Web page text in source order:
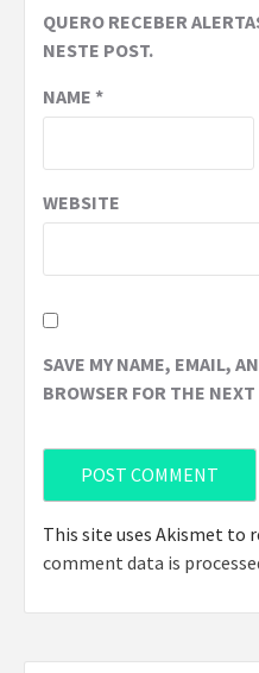
QUERO RECEBER
NESTE POST.
NAME *
WEBSITE
SAVE MY NAME, EMAIL,
BROWSER FOR THE
This site uses Akismet to
comment data is